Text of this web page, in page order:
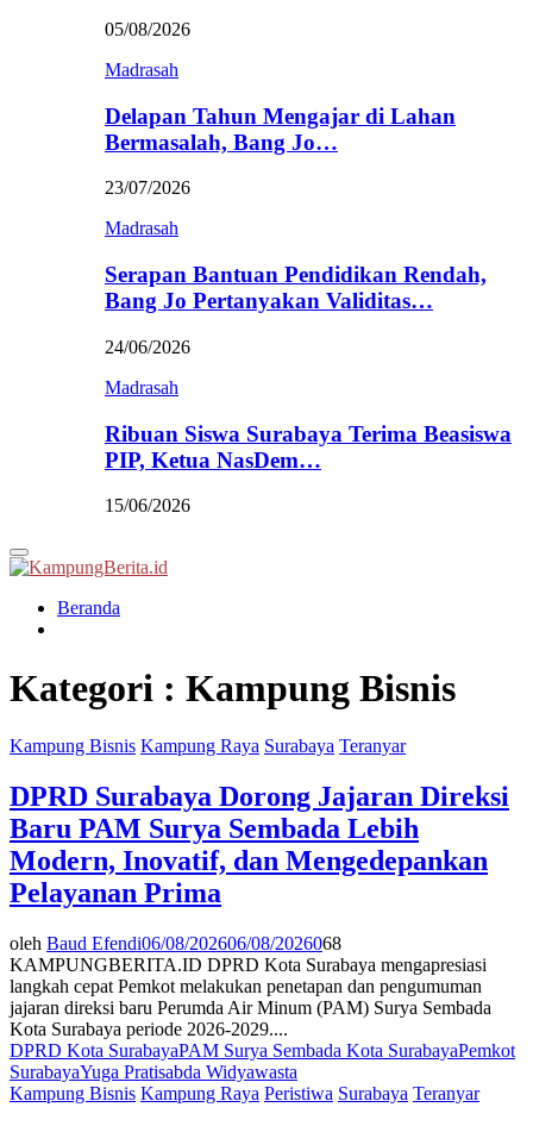
05/08/2026
Madrasah
Delapan Tahun Mengajar di Lahan
Bermasalah, Bang Jo…
23/07/2026
Madrasah
Serapan Bantuan Pendidikan Rendah,
Bang Jo Pertanyakan Validitas…
24/06/2026
Madrasah
Ribuan Siswa Surabaya Terima Beasiswa
PIP, Ketua NasDem…
15/06/2026
Primary
Menu
Beranda
Kategori : Kampung Bisnis
Kampung Bisnis Kampung Raya Surabaya Teranyar
DPRD Surabaya Dorong Jajaran Direksi
Baru PAM Surya Sembada Lebih
Modern, Inovatif, dan Mengedepankan
Pelayanan Prima
oleh Baud Efendi06/08/202606/08/2026068
KAMPUNGBERITA.ID DPRD Kota Surabaya mengapresiasi
langkah cepat Pemkot melakukan penetapan dan pengumuman
jajaran direksi baru Perumda Air Minum (PAM) Surya Sembada
Kota Surabaya periode 2026-2029....
DPRD Kota SurabayaPAM Surya Sembada Kota SurabayaPemkot
SurabayaYuga Pratisabda Widyawasta
Kampung Bisnis Kampung Raya Peristiwa Surabaya Teranyar